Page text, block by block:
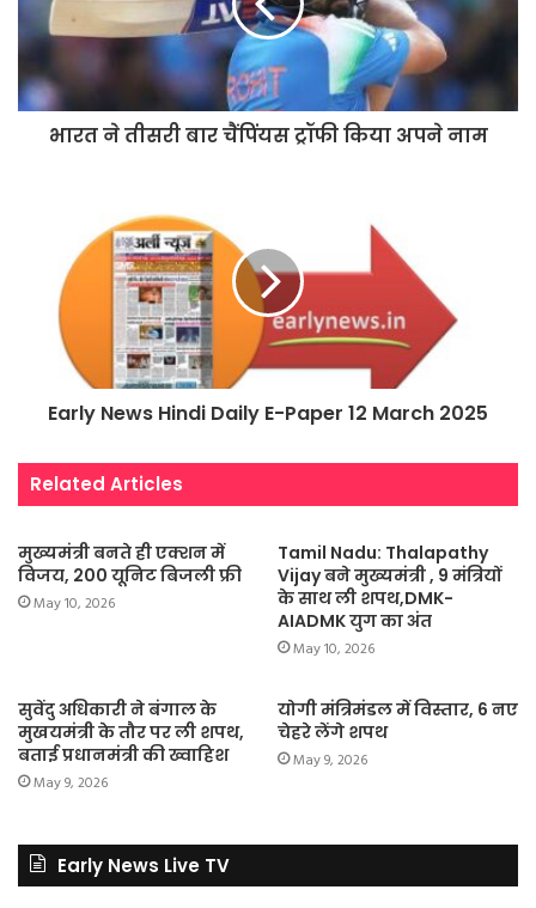
भारत ने तीसरी बार चैंपिंयस ट्रॉफी किया अपने नाम
Early News Hindi Daily E-Paper 12 March 2025
Related Articles
मुख्यमंत्री बनते ही एक्शन में
विजय, 200 यूनिट बिजली फ्री
May 10, 2026
Tamil Nadu: Thalapathy
Vijay बने मुख्यमंत्री , 9 मंत्रियों
के साथ ली शपथ,DMK-
AIADMK युग का अंत
May 10, 2026
सुवेंदु अधिकारी ने बंगाल के
मुखयमंत्री के तौर पर ली शपथ,
बताई प्रधानमंत्री की ख्वाहिश
May 9, 2026
योगी मंत्रिमंडल में विस्तार, 6 नए
चेहरे लेंगे शपथ
May 9, 2026
Early News Live TV